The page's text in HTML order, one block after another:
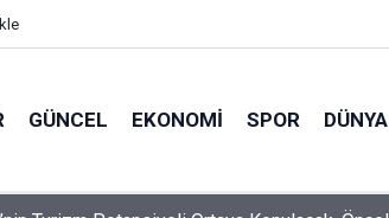
GÜNCEL EKONOMI SPOR DÜNYA